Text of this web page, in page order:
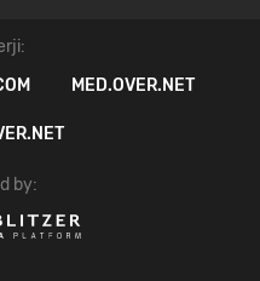
MED.OVER.NET
by: